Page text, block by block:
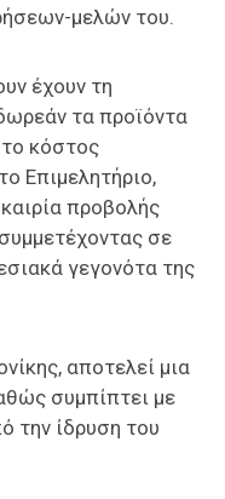
μελών του.
έχουν τη
τα προϊόντα
κόστος
Επιμελητήριο,
προβολής
σε
γεγονότα της
αποτελεί μια
συμπίπτει με
την ίδρυση του